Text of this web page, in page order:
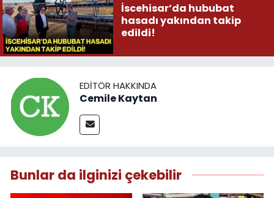
İscehisar’da hububat
hasadı yakından takip
edildi!
EDITÖR HAKKINDA
Cemile Kaytan
Bunlar da ilginizi çekebilir